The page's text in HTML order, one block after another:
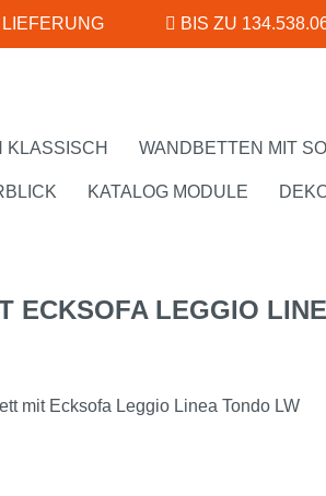
BIS ZU
KLASSISCH WANDBETTEN MIT
KATALOG MODULE
ECKSOFA LEGGIO